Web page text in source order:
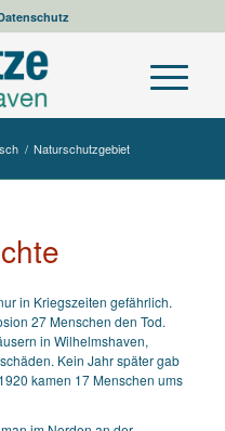
/ Naturschutzgebiet
in Kriegszeiten gefährlich.
27 Menschen den Tod.
in Wilhelmshaven,
Kein Jahr später gab
kamen 17 Menschen ums